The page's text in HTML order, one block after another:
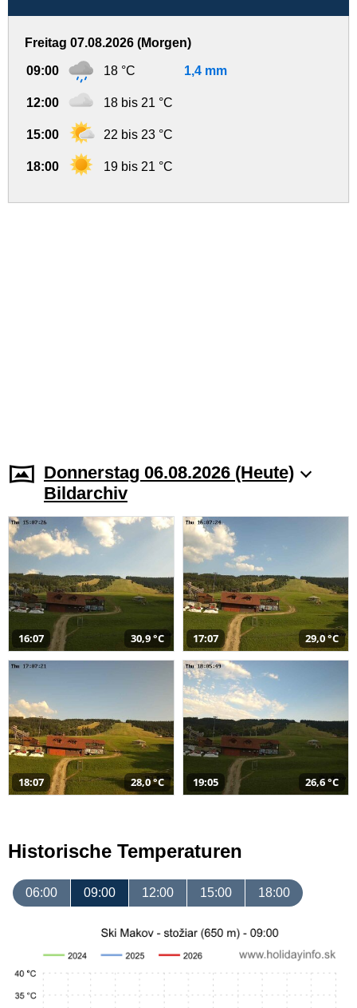
Freitag 07.08.2026 (Morgen)
09:00 18 °C 1,4 mm
12:00 18 bis 21 °C
15:00 22 bis 23 °C
18:00 19 bis 21 °C
Donnerstag 06.08.2026 (Heute)
Bildarchiv
16:07 30,9 °C 17:07 29,0 °C
18:07 28,0 °C 19:05 26,6 °C
Historische Temperaturen
06:00 09:00 12:00 15:00 18:00